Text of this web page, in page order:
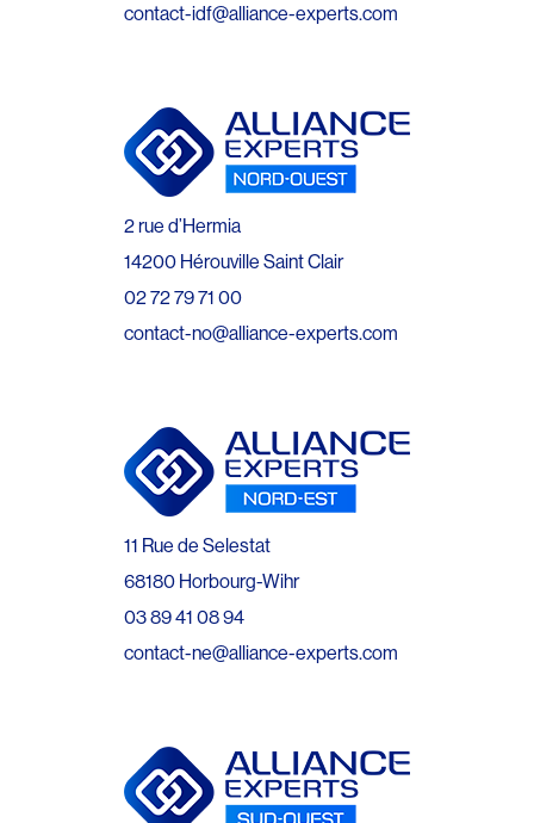
contact-idf@alliance-experts.com
2 rue d’Hermia
14200 Hérouville Saint Clair
02 72 79 71 00
contact-no@alliance-experts.com
11 Rue de Selestat
68180 Horbourg-Wihr
03 89 41 08 94
contact-ne@alliance-experts.com